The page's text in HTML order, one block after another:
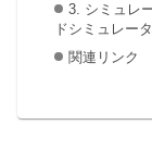
3. シミュレ
ドシミュレータ
関連リンク